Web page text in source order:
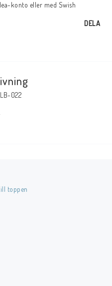
konto eller med Swish
DELA
022
toppen